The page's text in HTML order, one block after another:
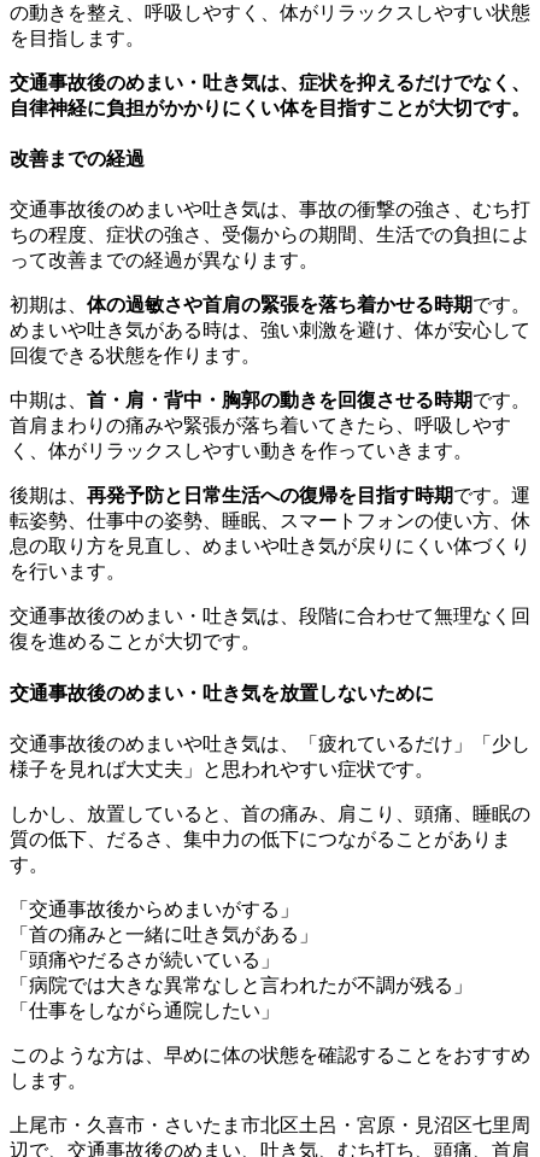
の動きを整え、呼吸しやすく、体がリラックスしやすい状態
を目指します。
交通事故後のめまい・吐き気は、症状を抑えるだけでなく、
自律神経に負担がかかりにくい体を目指すことが大切です。
改善までの経過
交通事故後のめまいや吐き気は、事故の衝撃の強さ、むち打
ちの程度、症状の強さ、受傷からの期間、生活での負担によ
って改善までの経過が異なります。
初期は、 体の過敏さや首肩の緊張を落ち着かせる時期です。
めまいや吐き気がある時は、強い刺激を避け、体が安心して
回復できる状態を作ります。
中期は、 首・肩・背中・胸郭の動きを回復させる時期です。
首肩まわりの痛みや緊張が落ち着いてきたら、呼吸しやす
く、体がリラックスしやすい動きを作っていきます。
後期は、 再発予防と日常生活への復帰を目指す時期です。運
転姿勢、仕事中の姿勢、睡眠、スマートフォンの使い方、休
息の取り方を見直し、めまいや吐き気が戻りにくい体づくり
を行います。
交通事故後のめまい・吐き気は、段階に合わせて無理なく回
復を進めることが大切です。
交通事故後のめまい・吐き気を放置しないために
交通事故後のめまいや吐き気は、「疲れているだけ」「少し
様子を見れば大丈夫」と思われやすい症状です。
しかし、放置していると、首の痛み、肩こり、頭痛、睡眠の
質の低下、だるさ、集中力の低下につながることがありま
す。
「交通事故後からめまいがする」
「首の痛みと一緒に吐き気がある」
「頭痛やだるさが続いている」
「病院では大きな異常なしと言われたが不調が残る」
「仕事をしながら通院したい」
このような方は、早めに体の状態を確認することをおすすめ
します。
上尾市・久喜市・さいたま市北区土呂・宮原・見沼区七里周
辺で、交通事故後のめまい、吐き気、むち打ち、頭痛、首肩